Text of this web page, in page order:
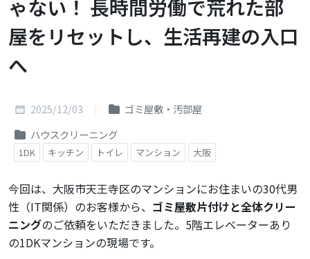
ゃない！ 長時間労働で荒れた部
屋をリセットし、生活再建の入口
へ
2025/12/03
ゴミ屋敷・汚部屋
ハウスクリーニング
1DK キッチン トイレ マンション 大阪
今回は、大阪市天王寺区のマンションにお住まいの30代男
性（IT関係）のお客様から、 ゴミ屋敷片付けと全体クリー
ニングのご依頼をいただきました。5階エレベーターあり
の1DKマンションの現場です。